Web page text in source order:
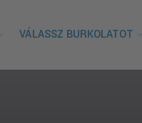
VÁLASSZ BURKOLATOT